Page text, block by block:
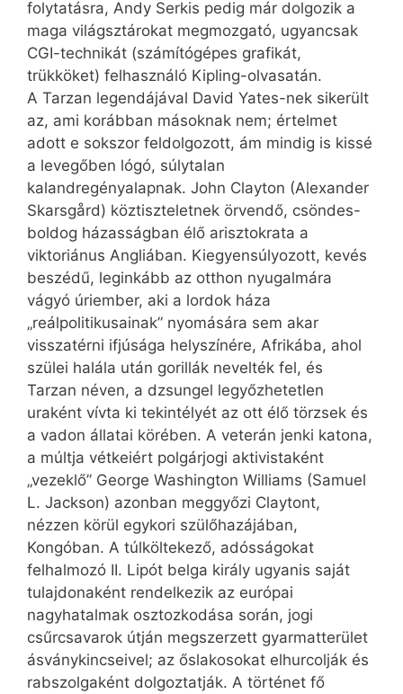
folytatásra, Andy Serkis pedig már dolgozik a
maga világsztárokat megmozgató, ugyancsak
CGI-technikát (számítógépes grafikát,
trükköket) felhasználó Kipling-olvasatán.
A Tarzan legendájával David Yates-nek sikerült
az, ami korábban másoknak nem; értelmet
adott e sokszor feldolgozott, ám mindig is kissé
a levegőben lógó, súlytalan
kalandregényalapnak. John Clayton (Alexander
Skarsgård) köztiszteletnek örvendő, csöndes-
boldog házasságban élő arisztokrata a
viktoriánus Angliában. Kiegyensúlyozott, kevés
beszédű, leginkább az otthon nyugalmára
vágyó úriember, aki a lordok háza
„reálpolitikusainak” nyomására sem akar
visszatérni ifjúsága helyszínére, Afrikába, ahol
szülei halála után gorillák nevelték fel, és
Tarzan néven, a dzsungel legyőzhetetlen
uraként vívta ki tekintélyét az ott élő törzsek és
a vadon állatai körében. A veterán jenki katona,
a múltja vétkeiért pol­gárjogi aktivistaként
„vezeklő” George Washington Williams (Samuel
L. Jackson) azonban meggyőzi Claytont,
nézzen körül egykori szülőhazájában,
Kongóban. A túlköltekező, adósságokat
felhalmozó II. Lipót belga király ugyanis saját
tulajdonaként rendelkezik az európai
nagyhatalmak osztozkodása során, jogi
csűrcsavarok útján megszerzett gyarmatterület
ásványkincseivel; az őslakosokat elhurcolják és
rabszolgaként dolgoztatják. A történet fő